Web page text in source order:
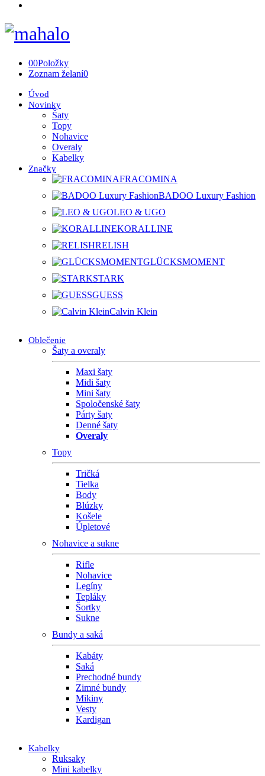
00Položky
Zoznam želaní0
Úvod
Novinky
Šaty
Topy
Nohavice
Overaly
Kabelky
Značky
FRACOMINA
BADOO Luxury Fashion
LEO & UGO
KORALLINE
RELISH
GLÜCKSMOMENT
STARK
GUESS
Calvin Klein
Oblečenie
Šaty a overaly
Maxi šaty
Midi šaty
Mini šaty
Spoločenské šaty
Párty šaty
Denné šaty
Overaly
Topy
Tričká
Tielka
Body
Blúzky
Košele
Úpletové
Nohavice a sukne
Rifle
Nohavice
Legíny
Tepláky
Šortky
Sukne
Bundy a saká
Kabáty
Saká
Prechodné bundy
Zimné bundy
Mikiny
Vesty
Kardigan
Kabelky
Ruksaky
Mini kabelky